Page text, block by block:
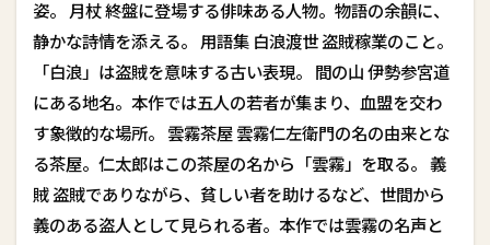
姿。 月杖 終盤に登場する俳味ある人物。物語の余韻に、
静かな詩情を添える。 用語集 白浪渡世 盗賊稼業のこと。
「白浪」は盗賊を意味する古い表現。 間の山 伊勢参宮道
にある地名。本作では五人の若者が集まり、血盟を交わ
す象徴的な場所。 雲霧茶屋 雲霧仁左衛門の名の由来とな
る茶屋。仁太郎はこの茶屋の名から「雲霧」を取る。 義
賊 盗賊でありながら、貧しい者を助けるなど、世間から
義のある盗人として見られる者。本作では雲霧の名声と